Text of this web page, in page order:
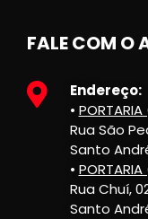
FALE COM O
Endereço:
• PORTARIA
Rua São
Santo
•
Rua Chuí,
Santo